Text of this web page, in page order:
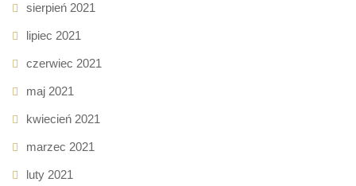
sierpień 2021
lipiec 2021
czerwiec 2021
maj 2021
kwiecień 2021
marzec 2021
luty 2021